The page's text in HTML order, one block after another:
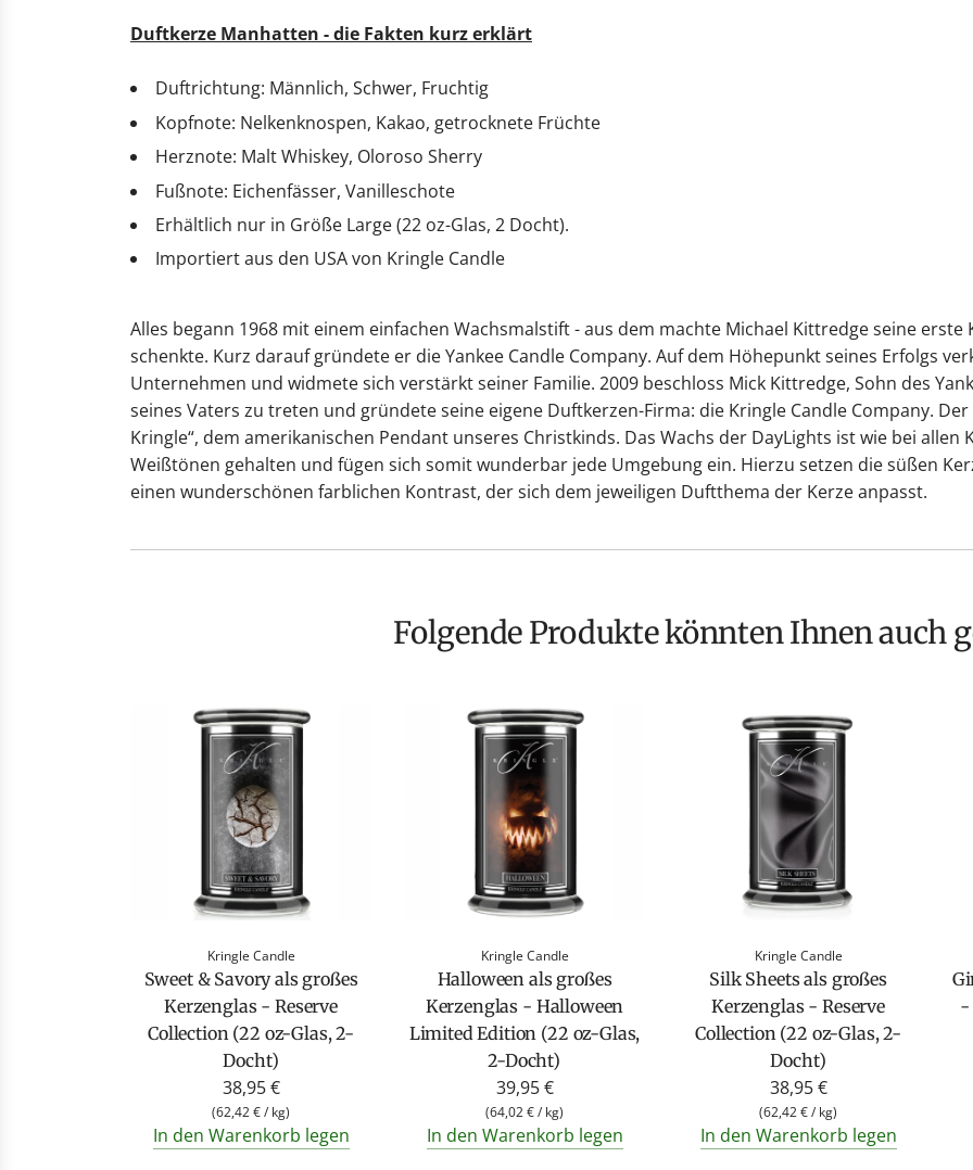
Duftkerze Manhatten - die Fakten kurz erklärt
Duftrichtung: Männlich, Schwer, Fruchtig
Kopfnote: Nelkenknospen, Kakao, getrocknete Früchte
Herznote: Malt Whiskey, Oloroso Sherry
Fußnote: Eichenfässer, Vanilleschote
Erhältlich nur in Größe Large (22 oz-Glas, 2 Docht).
Importiert aus den USA von Kringle Candle
Alles begann 1968 mit einem einfachen Wachsmalstift - aus dem machte Michael Kittredge seine
schenkte. Kurz darauf gründete er die Yankee Candle Company. Auf dem Höhepunkt seines Erfolgs
Unternehmen und widmete sich verstärkt seiner Familie. 2009 beschloss Mick Kittredge, Sohn des
seines Vaters zu treten und gründete seine eigene Duftkerzen-Firma: die Kringle Candle Company.
Kringle“, dem amerikanischen Pendant unseres Christkinds. Das Wachs der DayLights ist wie bei allen
Weißtönen gehalten und fügen sich somit wunderbar jede Umgebung ein. Hierzu setzen die süßen
einen wunderschönen farblichen Kontrast, der sich dem jeweiligen Duftthema der Kerze anpasst.
Folgende Produkte könnten Ihnen auch
Kringle Candle
Sweet & Savory als großes
Kerzenglas - Reserve
Collection (22 oz-Glas, 2-
Docht)
38,95 €
(62,42 €/ kg)
In den Warenkorb legen
Kringle Candle
Halloween als großes
Kerzenglas - Halloween
Limited Edition (22 oz-Glas,
2-Docht)
39,95 €
(64,02 €/ kg)
In den Warenkorb legen
Kringle Candle
Silk Sheets als großes
Kerzenglas - Reserve
Collection (22 oz-Glas, 2-
Docht)
38,95 €
(62,42 €/ kg)
In den Warenkorb legen
-